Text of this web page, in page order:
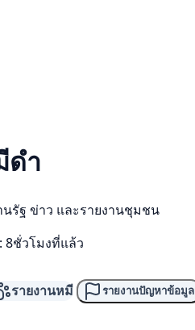
ดำ
รัฐ ข่าว และรายงานชุมชน
8ชั่วโมงที่แล้ว
รายงานหมี รายงานปัญหาข้อมูล